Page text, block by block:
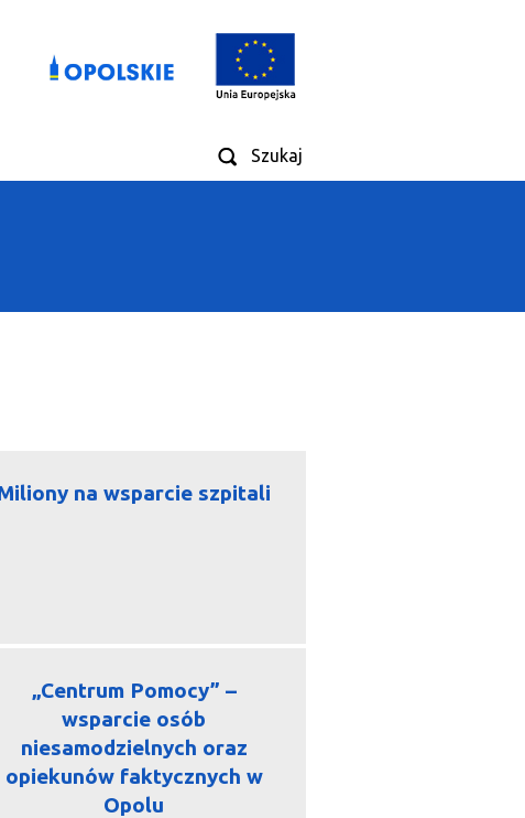
Szukaj
na wsparcie szpitali
„Centrum Pomocy” –
wsparcie osób
niesamodzielnych oraz
opiekunów faktycznych w
Opolu